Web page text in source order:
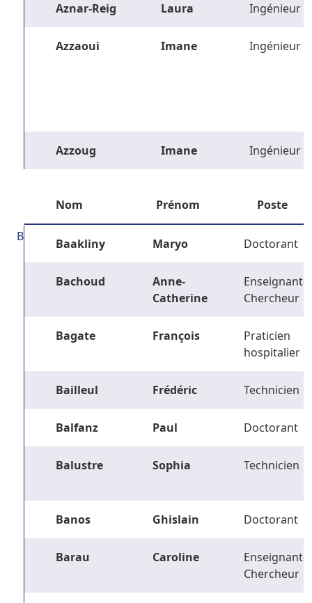
Aznar-Reig Laura Ingénieur
Azzaoui Imane Ingénieur
Azzoug Imane Ingénieur
Nom Prénom Poste
B Baakliny Maryo Doctorant
Bachoud
Anne-
Catherine
Enseignant-
Chercheur
Bagate François
Praticien
hospitalier
Bailleul Frédéric Technicien
Balfanz Paul Doctorant
Balustre Sophia Technicien
Banos Ghislain Doctorant
Barau Caroline
Enseignant-
Chercheur